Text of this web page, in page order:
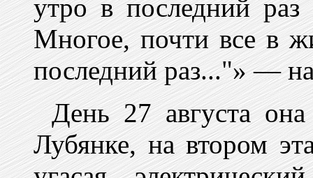
утро в последний
Многое, почти все в
последний раз..."» —
День 27 августа
Лубянке, на втором